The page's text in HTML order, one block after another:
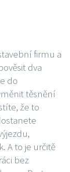
firmu a
dva
do
těsnění
že to
A to je určitě
bez